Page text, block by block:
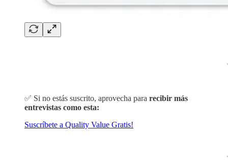
✅ Si no estás suscrito, aprovecha para recibir más
entrevistas como esta:
Suscríbete a Quality Value Gratis!